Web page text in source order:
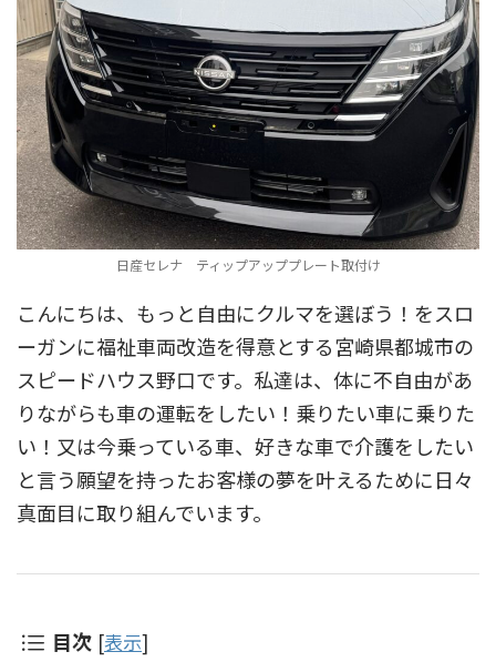
日産セレナ ティップアッププレート取付け
こんにちは、もっと自由にクルマを選ぼう！をスロ
ーガンに福祉車両改造を得意とする宮崎県都城市の
スピードハウス野口です。私達は、体に不自由があ
りながらも車の運転をしたい！乗りたい車に乗りた
い！又は今乗っている車、好きな車で介護をしたい
と言う願望を持ったお客様の夢を叶えるために日々
真面目に取り組んでいます。
目次 [表示]